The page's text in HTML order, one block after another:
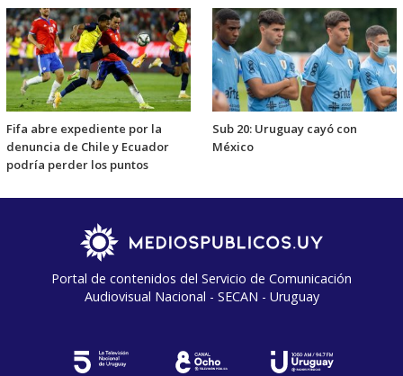
Fifa abre expediente por la
denuncia de Chile y Ecuador
podría perder los puntos
Sub 20: Uruguay cayó con
México
Portal de contenidos del Servicio de Comunicación
Audiovisual Nacional - SECAN - Uruguay